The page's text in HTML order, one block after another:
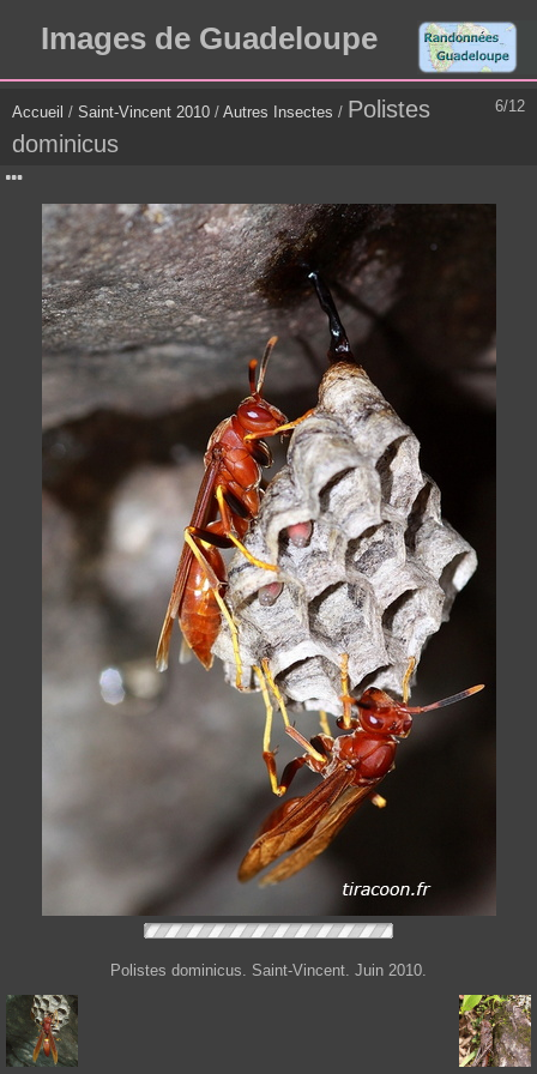
Images de Guadeloupe
6/12
Accueil / Saint-Vincent 2010 / Autres Insectes / Polistes
dominicus
Polistes dominicus. Saint-Vincent. Juin 2010.